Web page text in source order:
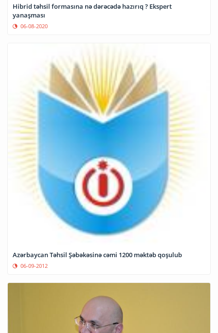
Hibrid təhsil formasına nə dərəcədə hazırıq ? Ekspert
yanaşması
06-08-2020
Azərbaycan Təhsil Şəbəkəsinə cəmi 1200 məktəb qoşulub
06-09-2012